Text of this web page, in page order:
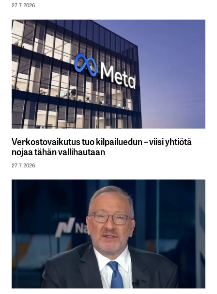
27.7.2026
Verkostovaikutus tuo kilpailuedun – viisi yhtiötä
nojaa tähän vallihautaan
27.7.2026